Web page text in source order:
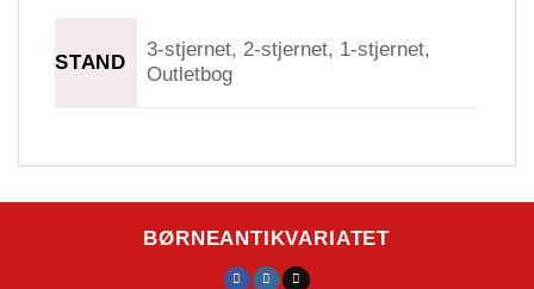
STAND
3-stjernet, 2-stjernet, 1-stjernet,
Outletbog
BØRNEANTIKVARIATET